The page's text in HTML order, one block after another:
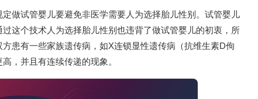
做试管婴儿要避免非医学需要人为选择胎儿性别。试管婴儿
这个技术人为选择胎儿性别也违背了做试管婴儿的初衷，所
患有一些家族遗传病，如X连锁显性遗传病（抗维生素D佝
，并且有连续传递的现象。